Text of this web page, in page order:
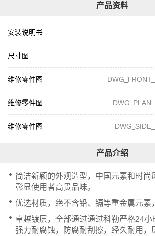
安装说明书
尺寸图
简洁新颖的外观造型，中国元素和时尚
彰显使用者高贵品味。
优选材质，绝不含铅、镉等重金属元素
卓越镀层，全部通过通过科勒严格24小
强力耐腐蚀，防腐耐刮擦，经久耐用，